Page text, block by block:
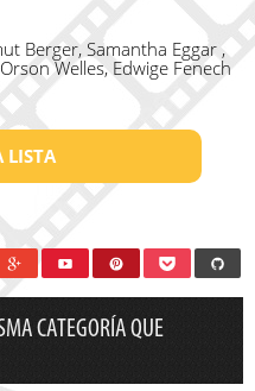
Berger, Samantha Eggar ,
Welles, Edwige Fenech
LISTA
CATEGORÍA QUE